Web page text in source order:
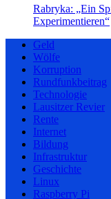
Rabryka: „Ein
Experimentieren“
Geld
Wölfe
Korruption
Rundfunkbeitrag
Technologie
Lausitzer Revier
Rente
Internet
Bildung
Infrastruktur
Geschichte
Linux
Raspberry Pi